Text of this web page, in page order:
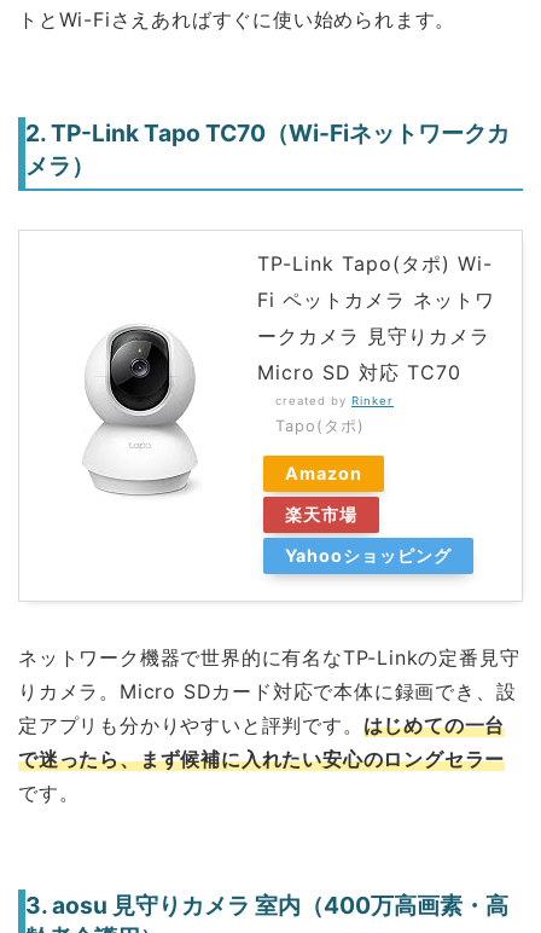
トとWi-Fiさえあればすぐに使い始められます。
2. TP-Link Tapo TC70（Wi-Fiネットワークカ
メラ）
TP-Link Tapo(タポ) Wi-
Fi ペットカメラ ネットワ
ークカメラ 見守りカメラ
Micro SD 対応 TC70
created by Rinker
Tapo(タポ)
Amazon
楽天市場
Yahooショッピング
ネットワーク機器で世界的に有名なTP-Linkの定番見守
りカメラ。Micro SDカード対応で本体に録画でき、設
定アプリも分かりやすいと評判です。 はじめての一台
で迷ったら、まず候補に入れたい安心のロングセラー
です。
3. aosu 見守りカメラ 室内（400万高画素・高